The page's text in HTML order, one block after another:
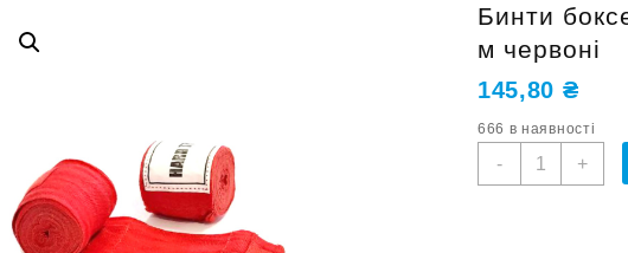
Бинти
м червоні
145,80 ₴
666 в наявності
-
Бинти
+